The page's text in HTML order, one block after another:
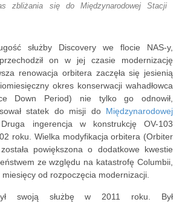
zbliżania się do Międzynarodowej Stacji
służby Discovery we flocie NAS-y,
on w jej czasie modernizację
renowacja orbitera zaczęła się jesienią
okres konserwacji wahadłowca
Down Period) nie tylko go odnowił,
statek do misji do Międzynarodowej
Druga ingerencja w konstrukcję OV-103
roku. Wielka modyfikacja orbitera (Orbiter
powiększona o dodatkowe kwestie
ze względu na katastrofę Columbii,
miesięcy od rozpoczęcia modernizacji.
swoją służbę w 2011 roku. Był